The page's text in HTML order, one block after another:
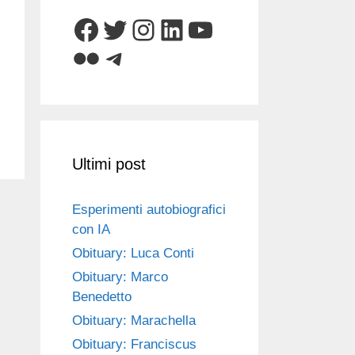
Facebook
Twitter
Instagram
LinkedIn
YouTube
FlickrTelegram
Ultimi post
Esperimenti autobiografici
con IA
Obituary: Luca Conti
Obituary: Marco
Benedetto
Obituary: Marachella
Obituary: Franciscus